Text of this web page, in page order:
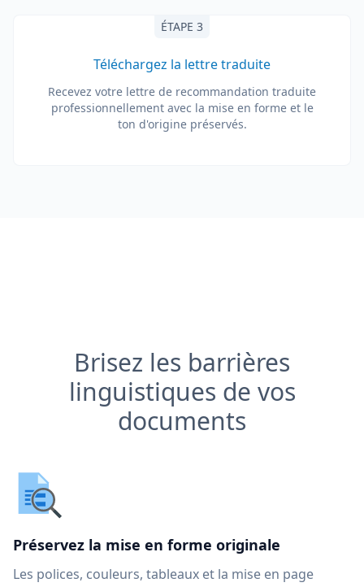
ÉTAPE 3
Téléchargez la lettre traduite
Recevez votre lettre de recommandation traduite
professionnellement avec la mise en forme et le
ton d'origine préservés.
Brisez les barrières
linguistiques de vos
documents
Préservez la mise en forme originale
Les polices, couleurs, tableaux et la mise en page